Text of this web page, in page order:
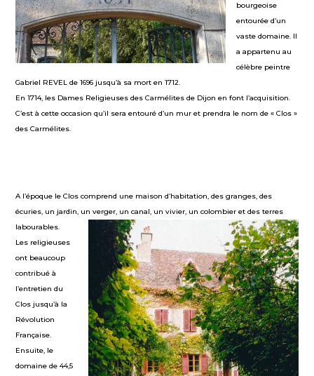
bourgeoise
entourée d’un
vaste domaine. Il
a appartenu au
célèbre peintre
Gabriel REVEL de 1696 jusqu’à sa mort en 1712.
En 1714, les Dames Religieuses des Carmélites de Dijon en font l’acquisition.
C’est à cette occasion qu’il sera entouré d’un mur et prendra le nom de « Clos »
des Carmélites.
A l’époque le Clos comprend une maison d’habitation, des granges, des
écuries, un jardin, un verger, un canal, un vivier, un colombier et des terres
labourables.
Les religieuses
ont beaucoup
contribué à
l’entretien du
Clos jusqu’à la
Révolution
Française.
Ensuite, le
domaine de 44,5